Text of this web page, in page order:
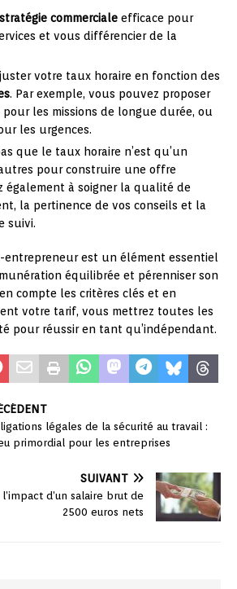
stratégie commerciale efficace pour
et vous différencier de la
votre taux horaire en fonction des
. Par exemple, vous pouvez proposer
les missions de longue durée, ou
les urgences.
que le taux horaire n’est qu’un
pour construire une offre
également à soigner la qualité de
la pertinence de vos conseils et la
suivi.
entrepreneur est un élément essentiel
équilibrée et pérenniser son
compte les critères clés et en
votre tarif, vous mettrez toutes les
pour réussir en tant qu’indépendant.
légales de la sécurité au travail :
primordial pour les entreprises
SUIVANT
d’un salaire brut de
2500 euros nets